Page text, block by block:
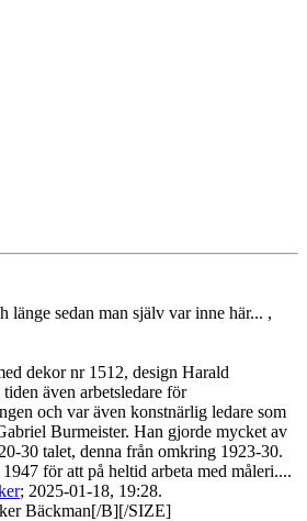
länge sedan man själv var inne här... ,
dekor nr 1512, design Harald
även arbetsledare för
och var även konstnärlig ledare som
Burmeister. Han gjorde mycket av
30 talet, denna från omkring 1923-30.
för att på heltid arbeta med måleri....
; 2025-01-18, 19:28.
Bäckman[/B][/SIZE]